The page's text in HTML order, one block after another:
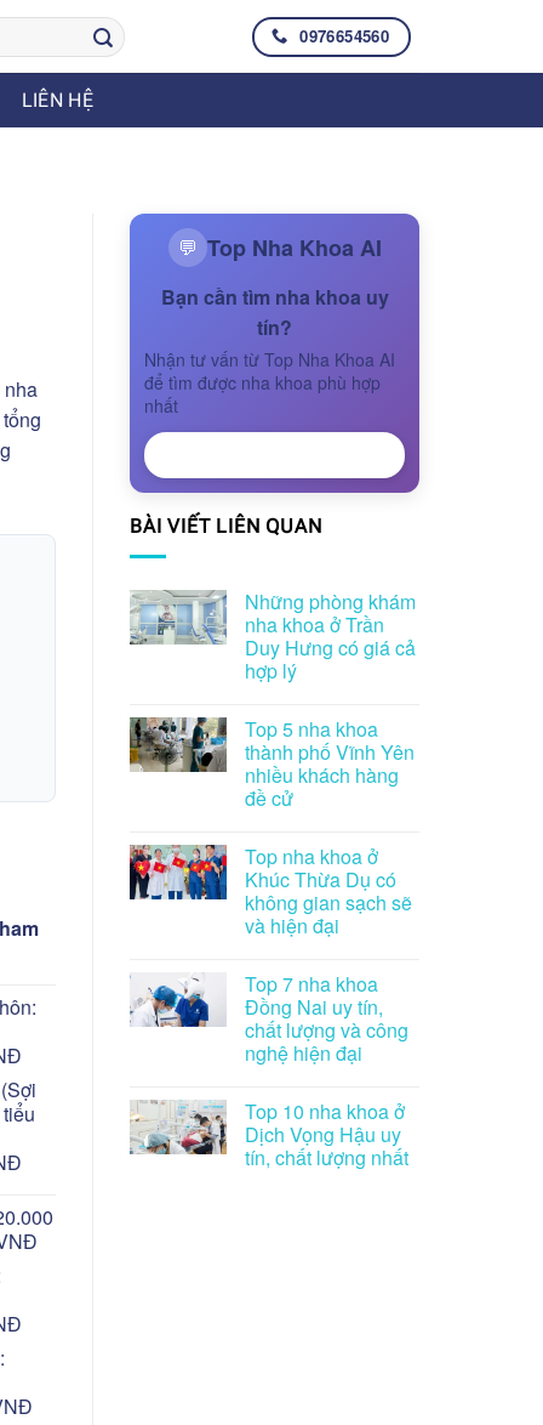
0976654560
LIÊN HỆ
nha
💬 Top Nha Khoa AI
Bạn cần tìm nha khoa uy
tín?
Nhận tư vấn từ Top Nha Khoa AI
để tìm được nha khoa phù hợp
nhất
BÀI VIẾT LIÊN QUAN
Những phòng khám
nha khoa ở Trần
Duy Hưng có giá cả
hợp lý
Top 5 nha khoa
thành phố Vĩnh Yên
nhiều khách hàng
đề cử
Top nha khoa ở
Khúc Thừa Dụ có
không gian sạch sẽ
và hiện đại
Top 7 nha khoa
Đồng Nai uy tín,
chất lượng và công
nghệ hiện đại
Top 10 nha khoa ở
Dịch Vọng Hậu uy
tín, chất lượng nhất